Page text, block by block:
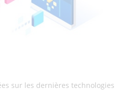
sur les dernières technologies